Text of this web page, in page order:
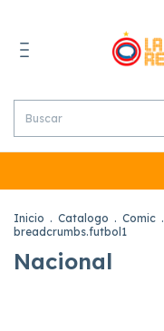
Inicio . Catalogo . Comic .
breadcrumbs.futbol1
Nacional